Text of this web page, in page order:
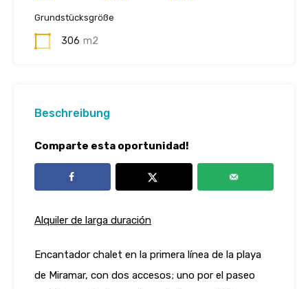
Grundstücksgröße
306 m2
Beschreibung
Comparte esta oportunidad!
Alquiler de larga duración
Encantador chalet en la primera línea de la playa
de Miramar, con dos accesos; uno por el paseo